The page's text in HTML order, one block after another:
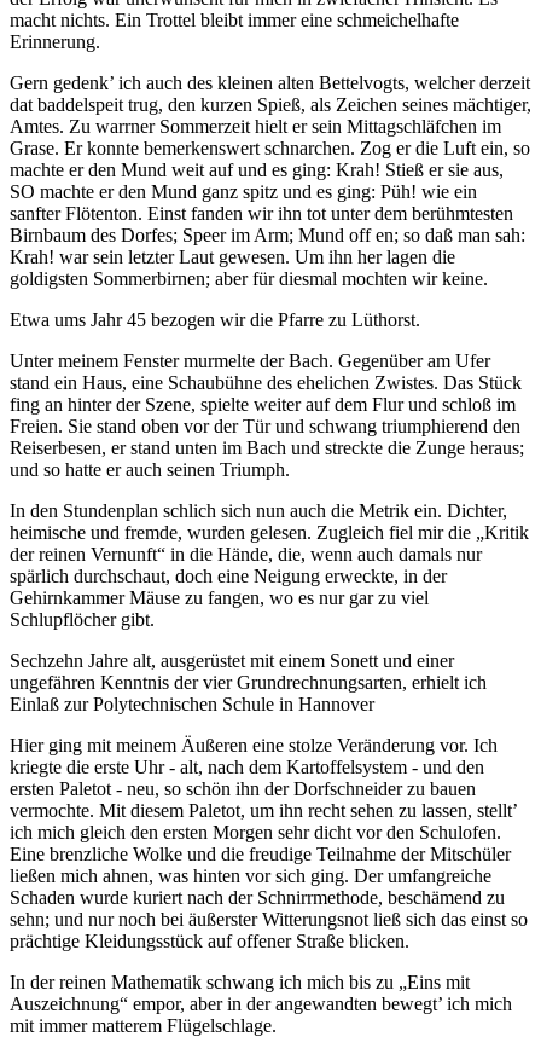
macht nichts. Ein Trottel bleibt immer eine schmeichelhafte
Erinnerung.
Gern gedenk’ ich auch des kleinen alten Bettelvogts, welcher derzeit
dat baddelspeit trug, den kurzen Spieß, als Zeichen seines mächtiger,
Amtes. Zu warrner Sommerzeit hielt er sein Mittagschläfchen im
Grase. Er konnte bemerkenswert schnarchen. Zog er die Luft ein, so
machte er den Mund weit auf und es ging: Krah! Stieß er sie aus,
SO machte er den Mund ganz spitz und es ging: Püh! wie ein
sanfter Flötenton. Einst fanden wir ihn tot unter dem berühmtesten
Birnbaum des Dorfes; Speer im Arm; Mund off en; so daß man sah:
Krah! war sein letzter Laut gewesen. Um ihn her lagen die
goldigsten Sommerbirnen; aber für diesmal mochten wir keine.
Etwa ums Jahr 45 bezogen wir die Pfarre zu Lüthorst.
Unter meinem Fenster murmelte der Bach. Gegenüber am Ufer
stand ein Haus, eine Schaubühne des ehelichen Zwistes. Das Stück
fing an hinter der Szene, spielte weiter auf dem Flur und schloß im
Freien. Sie stand oben vor der Tür und schwang triumphierend den
Reiserbesen, er stand unten im Bach und streckte die Zunge heraus;
und so hatte er auch seinen Triumph.
In den Stundenplan schlich sich nun auch die Metrik ein. Dichter,
heimische und fremde, wurden gelesen. Zugleich fiel mir die „Kritik
der reinen Vernunft“ in die Hände, die, wenn auch damals nur
spärlich durchschaut, doch eine Neigung erweckte, in der
Gehirnkammer Mäuse zu fangen, wo es nur gar zu viel
Schlupflöcher gibt.
Sechzehn Jahre alt, ausgerüstet mit einem Sonett und einer
ungefähren Kenntnis der vier Grundrechnungsarten, erhielt ich
Einlaß zur Polytechnischen Schule in Hannover
Hier ging mit meinem Äußeren eine stolze Veränderung vor. Ich
kriegte die erste Uhr ‑ alt, nach dem Kartoffelsystem ‑ und den
ersten Paletot ‑ neu, so schön ihn der Dorfschneider zu bauen
vermochte. Mit diesem Paletot, um ihn recht sehen zu lassen, stellt’
ich mich gleich den ersten Morgen sehr dicht vor den Schulofen.
Eine brenzliche Wolke und die freudige Teilnahme der Mitschüler
ließen mich ahnen, was hinten vor sich ging. Der umfangreiche
Schaden wurde kuriert nach der Schnirrmethode, beschämend zu
sehn; und nur noch bei äußerster Witterungsnot ließ sich das einst so
prächtige Kleidungsstück auf offener Straße blicken.
In der reinen Mathematik schwang ich mich bis zu „Eins mit
Auszeichnung“ empor, aber in der angewandten bewegt’ ich mich
mit immer matterem Flügelschlage.